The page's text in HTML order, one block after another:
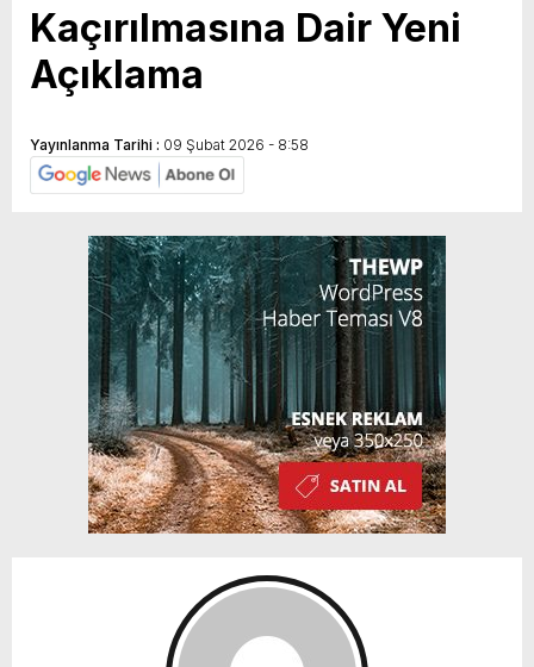
Kaçırılmasına Dair Yeni
Açıklama
Yayınlanma Tarihi : 09 Şubat 2026 - 8:58